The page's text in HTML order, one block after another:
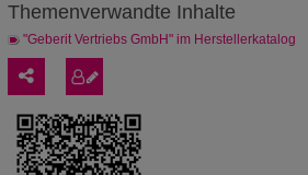
Themenverwandte Inhalte
"Geberit Vertriebs GmbH" im Herstellerkatalog